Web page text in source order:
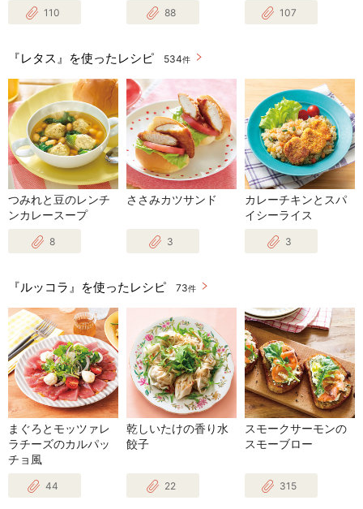
110 88 107
『レタス』を使ったレシピ 534件
つみれと豆のレンチ
ンカレースープ
8
ささみカツサンド
3
カレーチキンとスパ
イシーライス
3
『ルッコラ』を使ったレシピ 73件
まぐろとモッツァレ
ラチーズのカルパッ
チョ風
44
乾しいたけの香り水
餃子
22
スモークサーモンの
スモーブロー
315